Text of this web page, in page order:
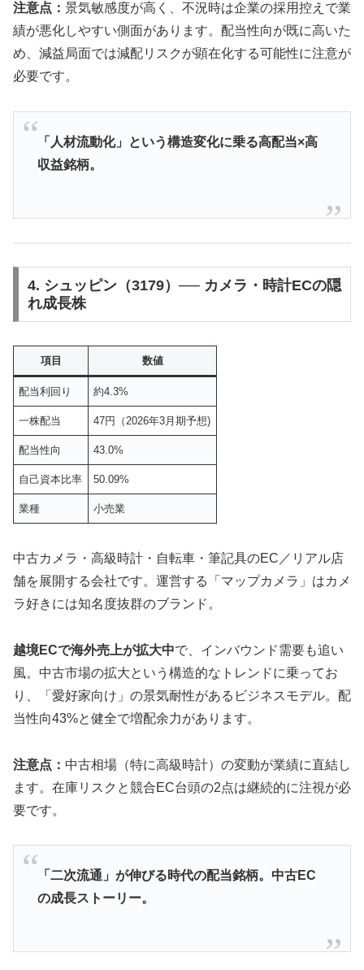
注意点： 景気敏感度が高く、不況時は企業の採用控えで業
績が悪化しやすい側面があります。配当性向が既に高いた
め、減益局面では減配リスクが顕在化する可能性に注意が
必要です。
「人材流動化」という構造変化に乗る高配当×高
収益銘柄。
4. シュッピン（3179）── カメラ・時計ECの隠
れ成長株
項目 数値
配当利回り 約4.3%
一株配当 47円（2026年3月期予想)
配当性向 43.0%
自己資本比率 50.09%
業種 小売業
中古カメラ・高級時計・自転車・筆記具のEC／リアル店
舗を展開する会社です。運営する「マップカメラ」はカメ
ラ好きには知名度抜群のブランド。
越境ECで海外売上が拡大中で、インバウンド需要も追い
風。中古市場の拡大という構造的なトレンドに乗ってお
り、「愛好家向け」の景気耐性があるビジネスモデル。配
当性向43%と健全で増配余力があります。
注意点： 中古相場（特に高級時計）の変動が業績に直結し
ます。在庫リスクと競合EC台頭の2点は継続的に注視が必
要です。
「二次流通」が伸びる時代の配当銘柄。中古EC
の成長ストーリー。